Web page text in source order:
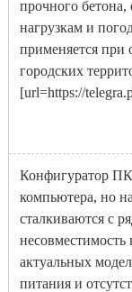
прочного бетона,
нагрузкам и
применяется при
городских
[url=https://
Конфигуратор
компьютера, но
сталкиваются с
актуальных
питания и